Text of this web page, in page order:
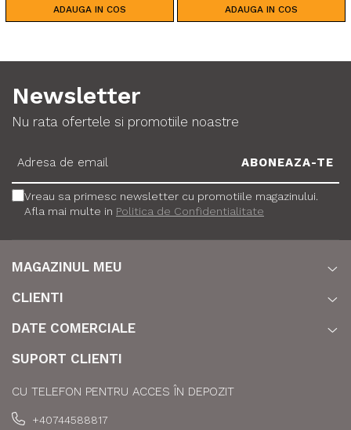
ADAUGA IN COS ADAUGA IN COS
Newsletter
Nu rata ofertele si promotiile noastre
Vreau sa primesc newsletter cu promotiile magazinului.
Afla mai multe in Politica de Confidentialitate
MAGAZINUL MEU
CLIENTI
DATE COMERCIALE
SUPORT CLIENTI
CU TELEFON PENTRU ACCES ÎN DEPOZIT
+40744588817